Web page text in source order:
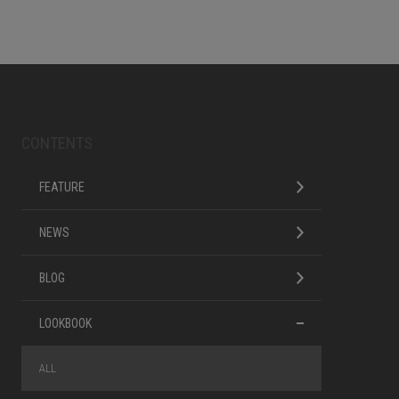
FEATURE
NEWS
BLOG
LOOKBOOK
ALL